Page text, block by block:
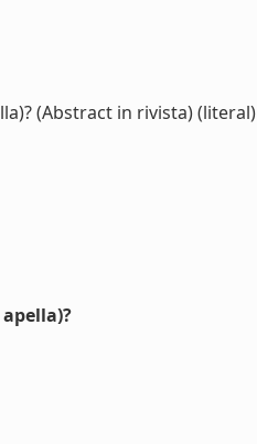
(Abstract in rivista) (literal)